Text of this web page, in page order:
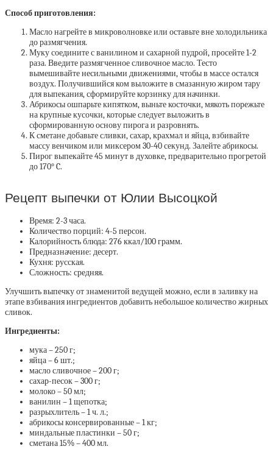
Способ приготовления:
Масло нагрейте в микроволновке или оставьте вне холодильника
до размягчения.
Муку соедините с ванилином и сахарной пудрой, просейте 1-2
раза. Введите размягченное сливочное масло. Тесто
вымешивайте несильными движениями, чтобы в массе остался
воздух. Получившийся ком выложите в смазанную жиром тару
для выпекания, сформируйте корзинку для начинки.
Абрикосы ошпарьте кипятком, выньте косточки, мякоть порежьте
на крупные кусочки, которые следует выложить в
сформированную основу пирога и разровнять.
К сметане добавьте сливки, сахар, крахмал и яйца, взбивайте
массу венчиком или миксером 30-40 секунд. Залейте абрикосы.
Пирог выпекайте 45 минут в духовке, предварительно прогретой
до 170° C.
Рецепт выпечки от Юлии Высоцкой
Время: 2-3 часа.
Количество порций: 4-5 персон.
Калорийность блюда: 276 ккал/100 грамм.
Предназначение: десерт.
Кухня: русская.
Сложность: средняя.
Улучшить выпечку от знаменитой ведущей можно, если в заливку на
этапе взбивания ингредиентов добавить небольшое количество жирных
сливок.
Ингредиенты:
мука – 250 г;
яйца – 6 шт.;
масло сливочное – 200 г;
сахар-песок – 300 г;
молоко – 50 мл;
ванилин – 1 щепотка;
разрыхлитель – 1 ч. л.;
абрикосы консервированные – 1 кг;
миндальные пластинки – 50 г;
сметана 15% – 400 мл.